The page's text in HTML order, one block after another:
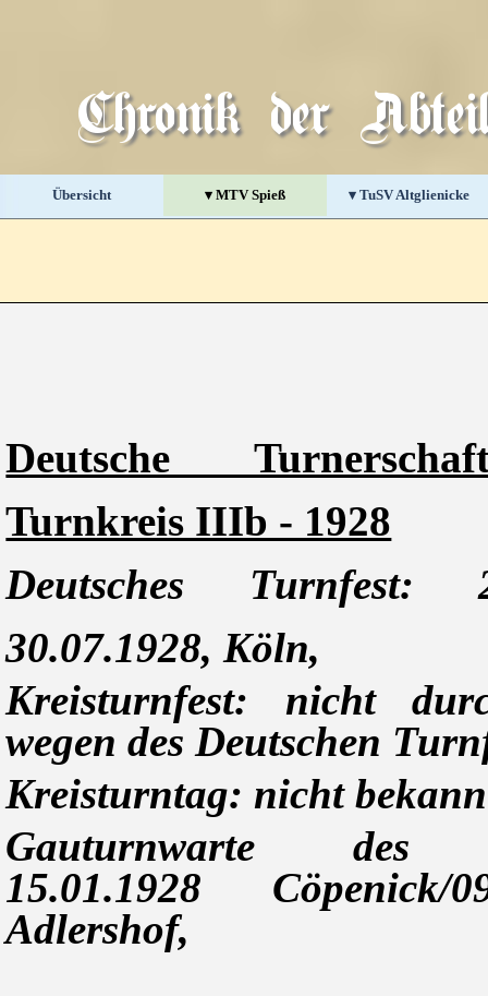
Chronik der
Übersicht ▾ MTV Spieß ▼
▾ TuSV Altglienicke
Deutsche
Turnkreis IIIb - 1928
Deutsches
30.07.1928, Köln,
Kreisturnfest: nicht
wegen des Deutschen
Kreisturntag: nicht
Gauturnwarte des
15.01.1928 Cöpenick/
Adlershof,